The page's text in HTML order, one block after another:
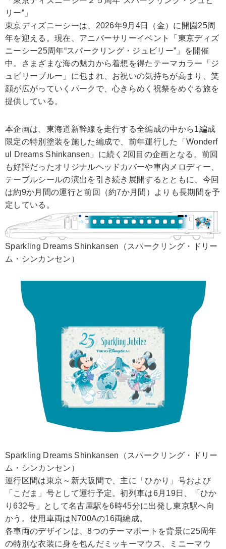
リー”」
東京ディズニーシーは、2026年9月4日（金）に開園25周
年を迎える。現在、アニバーサリーイベント「東京ディズ
ニーシー25周年“スパークリング・ジュビリー”」を開催
中。さまざまな海の魅力から着想を得たテーマカラー「ジ
ュビリーブルー」に包まれ、お祝いの気持ちが高まり、笑
顔が広がっていくパークで、心きらめく祝祭をめぐる旅を
提供している。
本企画は、東海道新幹線を走行する全編成の中から1編成
限定の特別塗装を施した編成で、前年運行した「Wonderf
ul Dreams Shinkansen」に続く2回目の企画となる。前回
も好評だったオリジナルヘッドカバーや車内メロディー、
テーブルシールの演出を引き続き展開するとともに、今回
は約9か月間の運行と前回（約7か月間）よりも長期間を予
定している。
Sparkling Dreams Shinkansen（スパークリング・ドリー
ム・シンカンセン）
Sparkling Dreams Shinkansen（スパークリング・ドリー
ム・シンカンセン）
運行区間は東京～新大阪間で、主に「ひかり」号および
「こだま」号として運行予定。初列車は6月19日、「ひか
り632号」として名古屋駅を6時45分に出発し東京駅へ向
かう。使用車両はN700Aの16両編成。
各車両のデザインは、8つのテーマポートを背景に25周年
の特別な衣装に身を包んだミッキーマウス、ミニーマウ